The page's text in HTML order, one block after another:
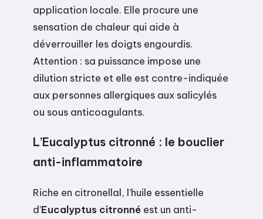
application locale. Elle procure une
sensation de chaleur qui aide à
déverrouiller les doigts engourdis.
Attention : sa puissance impose une
dilution stricte et elle est contre-indiquée
aux personnes allergiques aux salicylés
ou sous anticoagulants.
L’Eucalyptus citronné : le bouclier
anti-inflammatoire
Riche en citronellal, l’huile essentielle
d’Eucalyptus citronné est un anti-